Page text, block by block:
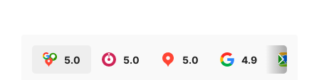
5.0 5.0 5.0 4.9